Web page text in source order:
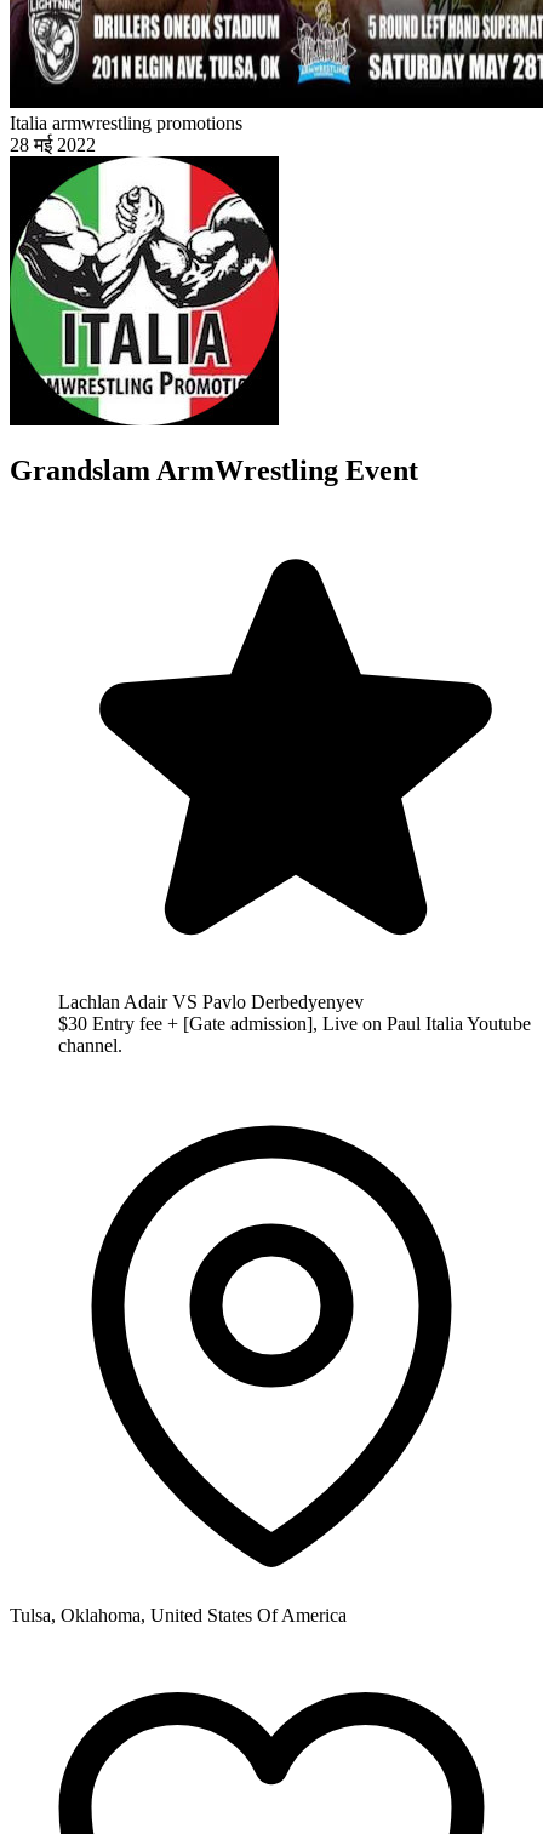
Italia armwrestling promotions
28 मई 2022
Grandslam ArmWrestling Event
Lachlan Adair VS Pavlo Derbedyenyev
$30 Entry fee + [Gate admission], Live on Paul Italia Youtube
channel.
Tulsa, Oklahoma, United States Of America